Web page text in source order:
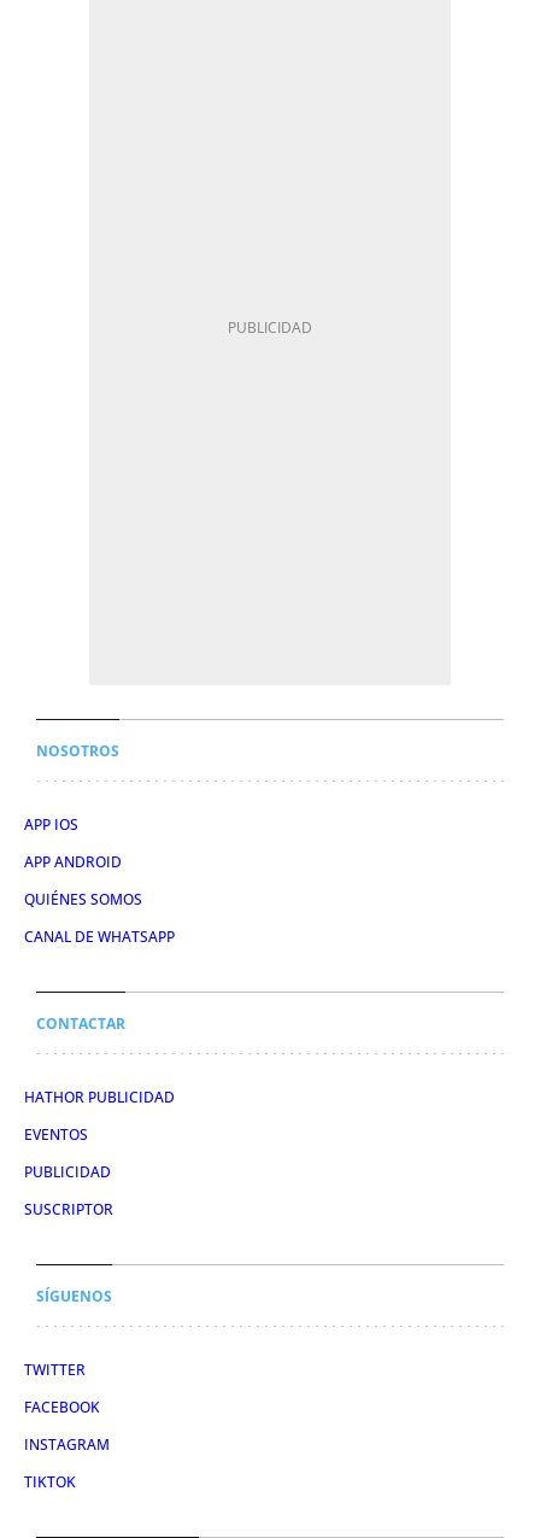
NOSOTROS
APP IOS
APP ANDROID
QUIÉNES SOMOS
CANAL DE WHATSAPP
CONTACTAR
HATHOR PUBLICIDAD
EVENTOS
PUBLICIDAD
SUSCRIPTOR
SÍGUENOS
TWITTER
FACEBOOK
INSTAGRAM
TIKTOK